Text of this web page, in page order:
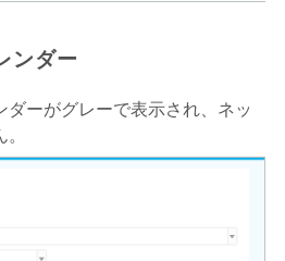
ンダー
ーがグレーで表示され、ネッ